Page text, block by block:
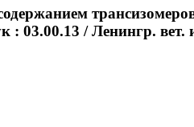
03.00.13 / Ленингр. вет.